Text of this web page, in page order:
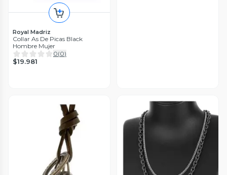
Royal Madriz
Collar As De Picas Black
Hombre Mujer
0(0)
$19.981